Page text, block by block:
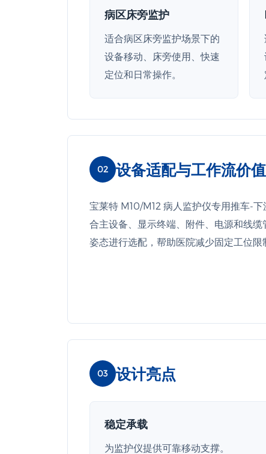
病区床旁监护
适合病区床旁监护场景下的
设备移动、床旁使用、快速
定位和日常操作。
02 设备适配与工作流价值
宝莱特 M10/M12 病人监护仪专用推车-
合主设备、显示终端、附件、电源和线
姿态进行选配，帮助医院减少固定工位限
03 设计亮点
稳定承载
为监护仪提供可靠移动支撑。